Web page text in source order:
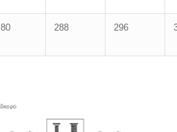
80 288 296